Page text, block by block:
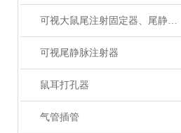
可视大鼠尾注射固定器、尾静脉注射
可视尾静脉注射器
鼠耳打孔器
气管插管